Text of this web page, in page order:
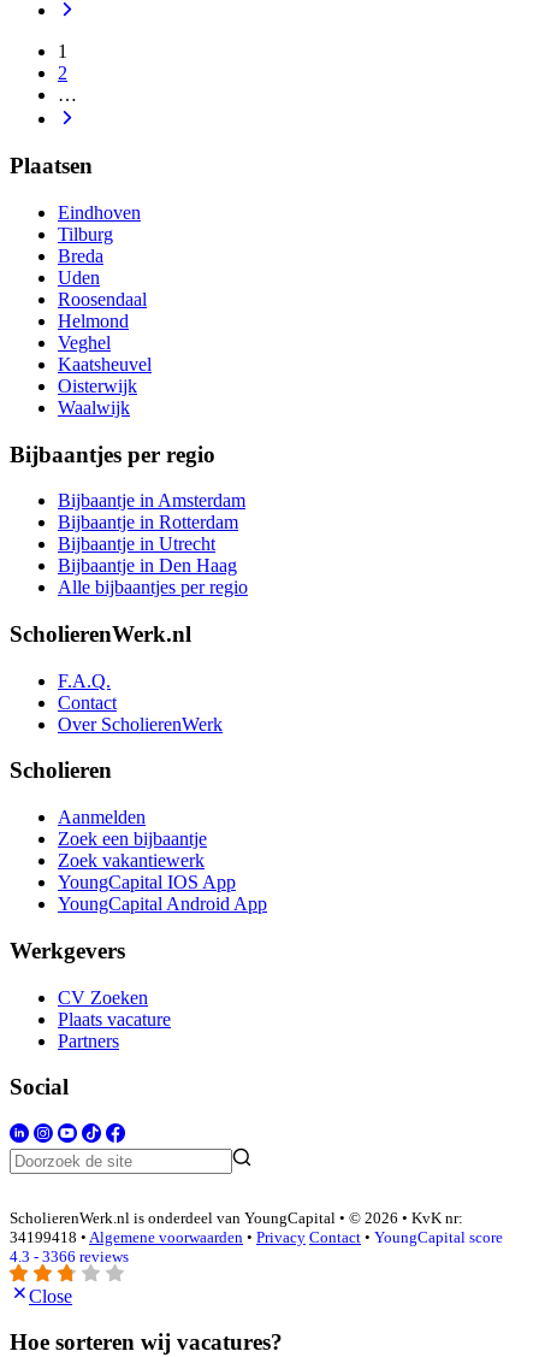
1
2
…
Plaatsen
Eindhoven
Tilburg
Breda
Uden
Roosendaal
Helmond
Veghel
Kaatsheuvel
Oisterwijk
Waalwijk
Bijbaantjes per regio
Bijbaantje in Amsterdam
Bijbaantje in Rotterdam
Bijbaantje in Utrecht
Bijbaantje in Den Haag
Alle bijbaantjes per regio
ScholierenWerk.nl
F.A.Q.
Contact
Over ScholierenWerk
Scholieren
Aanmelden
Zoek een bijbaantje
Zoek vakantiewerk
YoungCapital IOS App
YoungCapital Android App
Werkgevers
CV Zoeken
Plaats vacature
Partners
Social
ScholierenWerk.nl is onderdeel van YoungCapital • © 2026 • KvK nr:
34199418 • Algemene voorwaarden • Privacy Contact • YoungCapital score
4.3 - 3366 reviews
Close
Hoe sorteren wij vacatures?